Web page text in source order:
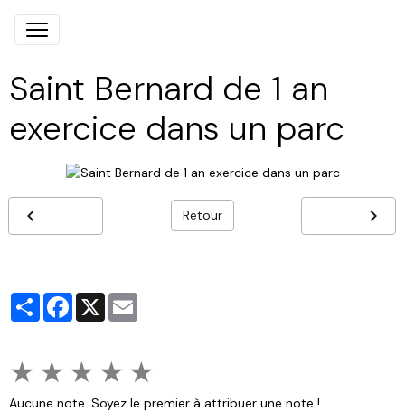
Saint Bernard de 1 an
exercice dans un parc
Retour
PartagerFacebook
X
★ ★ ★ ★ ★
Aucune note. Soyez le premier à attribuer une note !